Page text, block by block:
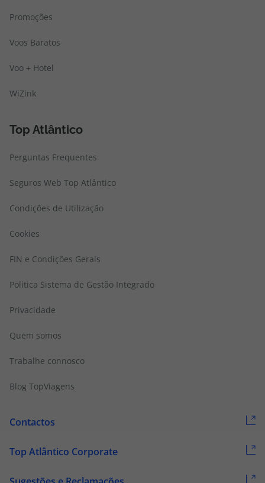
Promoções
Voos Baratos
Voo + Hotel
WiZink
Top Atlântico
Perguntas Frequentes
Seguros Web Top Atlântico
Condições de Utilização
Cookies
FIN e Condições Gerais
Politica Sistema de Gestão Integrado
Privacidade
Quem somos
Trabalhe connosco
Blog TopViagens
Contactos
Top Atlântico Corporate